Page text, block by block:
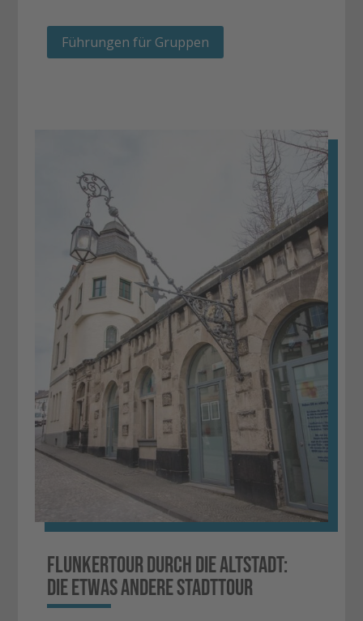
Führungen für Gruppen
Flunkertour durch die Altstadt:
die etwas andere Stadttour